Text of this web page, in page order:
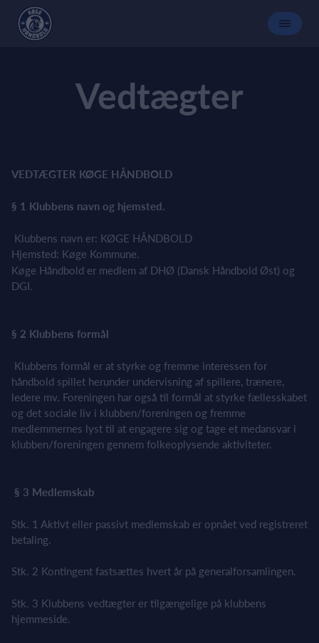
Vedtægter
VEDTÆGTER KØGE HÅNDBOLD
§ 1 Klubbens navn og hjemsted.
Klubbens navn er: KØGE HÅNDBOLD
Hjemsted: Køge Kommune.
Køge Håndbold er medlem af DHØ (Dansk Håndbold Øst) og
DGI.
§ 2 Klubbens formål
Klubbens formål er at styrke og fremme interessen for
håndbold spillet herunder undervisning af spillere, trænere,
ledere mv. Foreningen har også til formål at styrke fællesskabet
og det sociale liv i klubben/foreningen og fremme
medlemmernes lyst til at engagere sig og tage et medansvar i
klubben/foreningen gennem folkeoplysende aktiviteter.
§ 3 Medlemskab
Stk. 1 Aktivt eller passivt medlemskab er opnået ved registreret
betaling.
Stk. 2 Kontingent fastsættes hvert år på generalforsamlingen.
Stk. 3 Klubbens vedtægter er tilgængelige på klubbens
hjemmeside.